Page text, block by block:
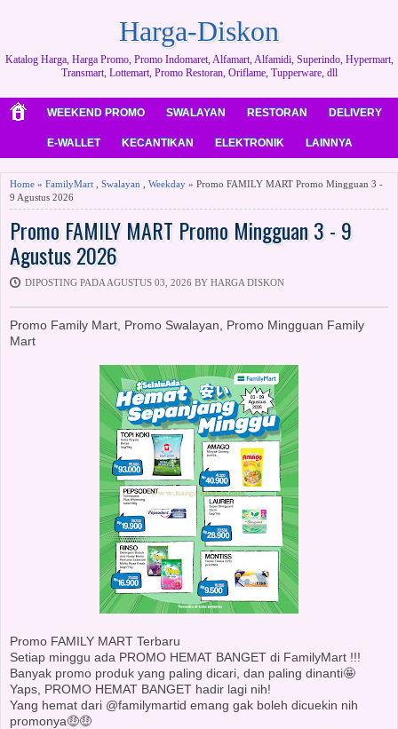
Harga-Diskon
Katalog Harga, Harga Promo, Promo Indomaret, Alfamart, Alfamidi, Superindo, Hypermart,
Transmart, Lottemart, Promo Restoran, Oriflame, Tupperware, dll
WEEKEND PROMO SWALAYAN RESTORAN DELIVERY
E-WALLET KECANTIKAN ELEKTRONIK LAINNYA
Home » FamilyMart Swalayan Weekday » Promo FAMILY MART Promo Mingguan 3 -
9 Agustus 2026
Promo FAMILY MART Promo Mingguan 3 - 9
Agustus 2026
DIPOSTING PADA AGUSTUS 03, 2026 BY HARGA DISKON
Promo Family Mart, Promo Swalayan, Promo Mingguan Family
Mart
Promo FAMILY MART Terbaru
Setiap minggu ada PROMO HEMAT BANGET di FamilyMart !!!
Banyak promo produk yang paling dicari, dan paling dinanti🤩
Yaps, PROMO HEMAT BANGET hadir lagi nih!
Yang hemat dari @familymartid emang gak boleh dicuekin nih
promonya🤑🤑